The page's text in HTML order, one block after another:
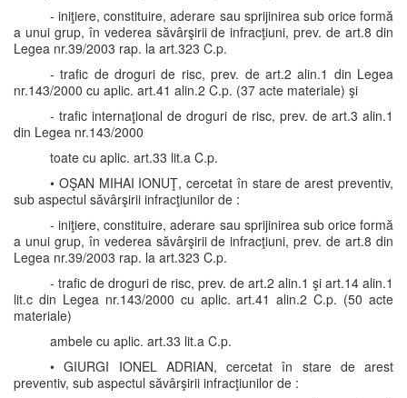
- iniţiere, constituire, aderare sau sprijinirea sub orice formă
a unui grup, în vederea săvârşirii de infracţiuni, prev. de art.8 din
Legea nr.39/2003 rap. la art.323 C.p.
- trafic de droguri de risc, prev. de art.2 alin.1 din Legea
nr.143/2000 cu aplic. art.41 alin.2 C.p. (37 acte materiale) şi
- trafic internaţional de droguri de risc, prev. de art.3 alin.1
din Legea nr.143/2000
toate cu aplic. art.33 lit.a C.p.
• OŞAN MIHAI IONUŢ, cercetat în stare de arest preventiv,
sub aspectul săvârşirii infracţiunilor de :
- iniţiere, constituire, aderare sau sprijinirea sub orice formă
a unui grup, în vederea săvârşirii de infracţiuni, prev. de art.8 din
Legea nr.39/2003 rap. la art.323 C.p.
- trafic de droguri de risc, prev. de art.2 alin.1 şi art.14 alin.1
lit.c din Legea nr.143/2000 cu aplic. art.41 alin.2 C.p. (50 acte
materiale)
ambele cu aplic. art.33 lit.a C.p.
• GIURGI IONEL ADRIAN, cercetat în stare de arest
preventiv, sub aspectul săvârşirii infracţiunilor de :